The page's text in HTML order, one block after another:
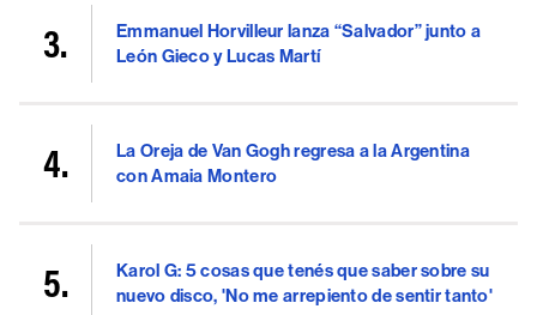
Emmanuel Horvilleur lanza “Salvador” junto a
León Gieco y Lucas Martí
La Oreja de Van Gogh regresa a la Argentina
con Amaia Montero
Karol G: 5 cosas que tenés que saber sobre su
nuevo disco, 'No me arrepiento de sentir tanto'